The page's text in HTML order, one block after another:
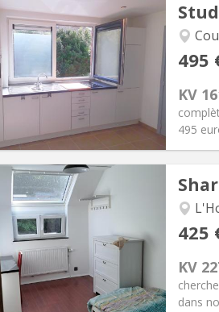
495
KV
495
Info
495 €
100 €
12 months
No
425
KV
dans
Info
425 €
150 €
12 months, 11 months, 10
No